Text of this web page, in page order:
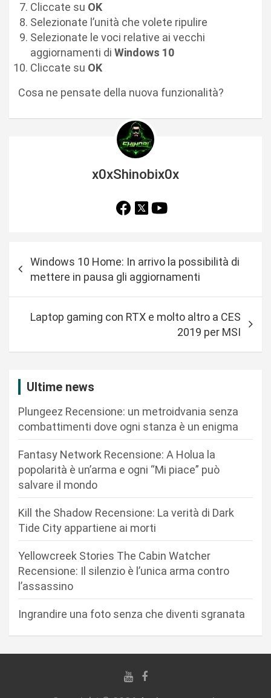
Cliccate su OK
Selezionate l’unità che volete ripulire
Selezionate le voci relative ai vecchi
aggiornamenti di Windows 10
Cliccate su OK
Cosa ne pensate della nuova funzionalità?
x0xShinobix0x
a
Windows 10 Home: In arrivo la possibilità di
mettere in pausa gli aggiornamenti
Laptop gaming con RTX e molto altro a CES
2019 per MSI
Ultime news
Plungeez Recensione: un metroidvania senza
combattimenti dove ogni stanza è un enigma
Fantasy Network Recensione: A Holua la
popolarità è un’arma e ogni “Mi piace” può
salvare il mondo
Kill the Shadow Recensione: La verità di Dark
Tide City appartiene ai morti
Yellowcreek Stories The Cabin Watcher
Recensione: Il silenzio è l’unica arma contro
l’assassino
Ingrandire una foto senza che diventi sgranata